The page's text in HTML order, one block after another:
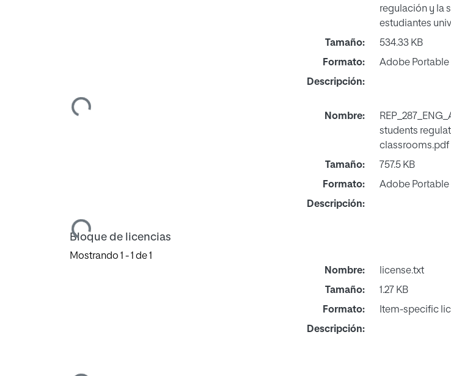
Cargando...
regulación y la
estudiantes
Tamaño:
534.33 KB
Formato:
Adobe
Descripción:
Cargando...
Nombre:
students
classrooms.pdf
Tamaño:
757.5 KB
Formato:
Adobe
Descripción:
Bloque de licencias
Mostrando 1 - 1 de 1
Nombre:
license.txt
Tamaño:
1.27 KB
Formato:
Item-specific
Descripción: